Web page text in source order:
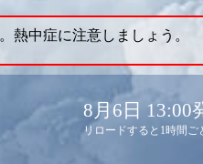
熱中症に注意しましょう。
8月6日 13:00
リロードすると1時間ご